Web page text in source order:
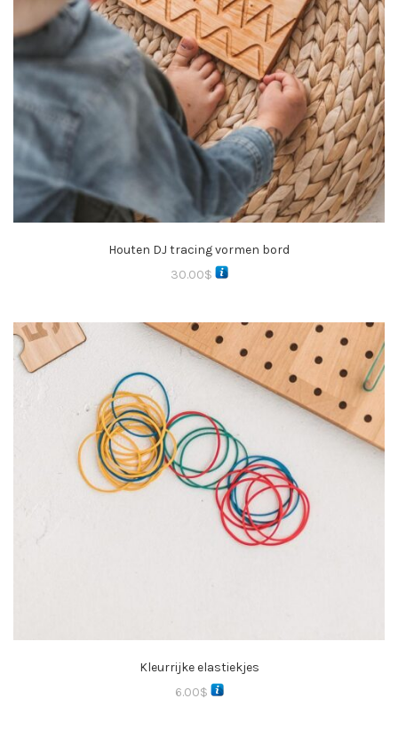
Houten DJ tracing vormen bord
30.00$
Kleurrijke elastiekjes
6.00$